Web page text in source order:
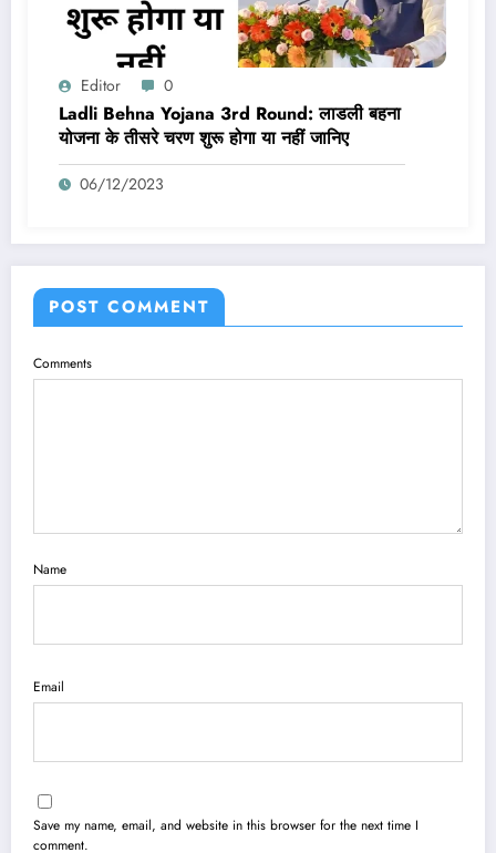
Editor 0
Ladli Behna Yojana 3rd Round: लाडली बहना
योजना के तीसरे चरण शुरू होगा या नहीं जानिए
06/12/2023
POST COMMENT
Comments
Name
Email
Save my name, email, and website in this browser for the next time I
comment.